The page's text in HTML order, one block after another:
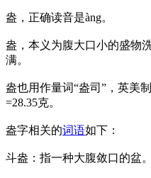
盎，正确读音是àng。
盎， 本义为腹大口小的盛物
满。
盎也用作量词“盎司”，英美
=28.35克。
盎字相关的词语如下：
斗盎：指一种大腹敛口的盆